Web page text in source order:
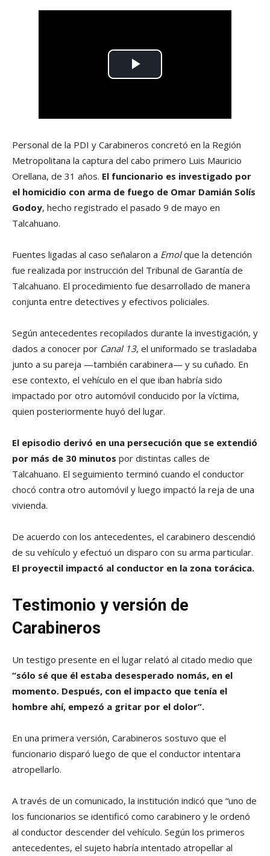
Personal de la PDI y Carabineros concretó en la Región
Metropolitana la captura del cabo primero Luis Mauricio
Orellana, de 31 años. El funcionario es investigado por
el homicidio con arma de fuego de Omar Damián Solís
Godoy, hecho registrado el pasado 9 de mayo en
Talcahuano.
Fuentes ligadas al caso señalaron a Emolque la detención
fue realizada por instrucción del Tribunal de Garantía de
Talcahuano. El procedimiento fue desarrollado de manera
conjunta entre detectives y efectivos policiales.
Según antecedentes recopilados durante la investigación, y
dados a conocer por Canal 13, el uniformado se trasladaba
junto a su pareja —también carabinera— y su cuñado. En
ese contexto, el vehículo en el que iban habría sido
impactado por otro automóvil conducido por la víctima,
quien posteriormente huyó del lugar.
El episodio derivó en una persecución que se extendió
por más de 30 minutos por distintas calles de
Talcahuano. El seguimiento terminó cuando el conductor
chocó contra otro automóvil y luego impactó la reja de una
vivienda.
De acuerdo con los antecedentes, el carabinero descendió
de su vehículo y efectuó un disparo con su arma particular.
El proyectil impactó al conductor en la zona torácica.
Testimonio y versión de
Carabineros
Un testigo presente en el lugar relató al citado medio que
“sólo sé que él estaba desesperado nomás, en el
momento. Después, con el impacto que tenía el
hombre ahí, empezó a gritar por el dolor”.
En una primera versión, Carabineros sostuvo que el
funcionario disparó luego de que el conductor intentara
atropellarlo.
A través de un comunicado, la institución indicó que “uno de
los funcionarios se identificó como carabinero y le ordenó
al conductor descender del vehículo. Según los primeros
antecedentes, el sujeto habría intentado atropellar al